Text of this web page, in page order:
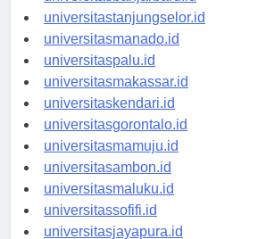
universitasbanjarbaru.id
universitastanjungselor.id
universitasmanado.id
universitaspalu.id
universitasmakassar.id
universitaskendari.id
universitasgorontalo.id
universitasmamuju.id
universitasambon.id
universitasmaluku.id
universitassofifi.id